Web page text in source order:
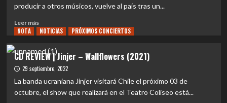
de
Soul
Robots
plataformas
producir a otros músicos, vuelve al país tras un...
Leer másLeer
más
Nacional
|
Alex
Andwandter
regresa
a
NOTA NOTICIAS PRÓXIMOS CONCIERTOS
CD REVIEW | Jinjer – Wallflowers (2021)
29 septiembre, 2022
La banda ucraniana Jinjer visitará Chile el próximo 03 de
octubre, el show que realizará en el Teatro Coliseo está...